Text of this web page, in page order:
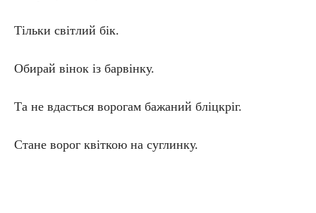
Тільки світлий бік.
Обирай вінок із барвінку.
Та не вдасться ворогам бажаний бліцкріг.
Стане ворог квіткою на суглинку.